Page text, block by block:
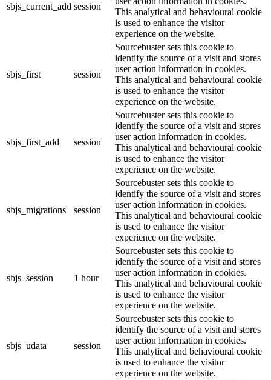
sbjs_current_add session
This analytical and behavioural cookie
is used to enhance the visitor
experience on the website.
sbjs_first session
Sourcebuster sets this cookie to
identify the source of a visit and stores
user action information in cookies.
This analytical and behavioural cookie
is used to enhance the visitor
experience on the website.
sbjs_first_add session
Sourcebuster sets this cookie to
identify the source of a visit and stores
user action information in cookies.
This analytical and behavioural cookie
is used to enhance the visitor
experience on the website.
sbjs_migrations session
Sourcebuster sets this cookie to
identify the source of a visit and stores
user action information in cookies.
This analytical and behavioural cookie
is used to enhance the visitor
experience on the website.
sbjs_session 1 hour
Sourcebuster sets this cookie to
identify the source of a visit and stores
user action information in cookies.
This analytical and behavioural cookie
is used to enhance the visitor
experience on the website.
sbjs_udata session
Sourcebuster sets this cookie to
identify the source of a visit and stores
user action information in cookies.
This analytical and behavioural cookie
is used to enhance the visitor
experience on the website.